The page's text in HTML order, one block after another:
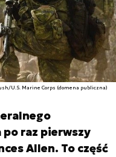
U.S. Marine Corps (domena publiczna)
raz pierwszy
Allen. To część